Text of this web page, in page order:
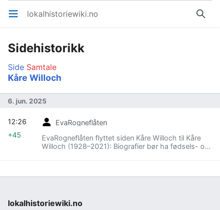
Åpne hovedmenyen lokalhistoriewiki.no Søk
Sidehistorikk
Side Samtale
Kåre Willoch
6. jun. 2025
EvaRogneflåten
EvaRogneflåten flyttet siden Kåre Willoch til Kåre
Willoch (1928–2021): Biografier bør ha fødsels- og
12:26
+45
lokalhistoriewiki.no